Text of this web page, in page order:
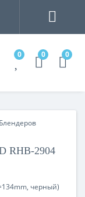
0 0 0
RHB-2904